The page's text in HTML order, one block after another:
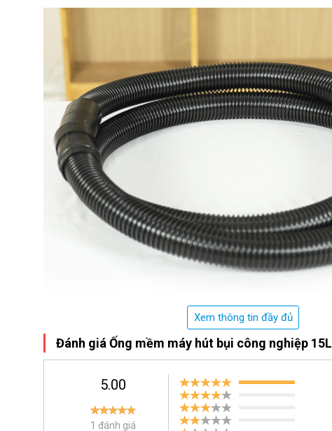
Ống mềm máy hút bụi công nghiệp 15L
Xem thông tin đầy đủ
Đánh giá Ống mềm máy hút bụi công nghiệp 15L
5.00
1 đánh giá